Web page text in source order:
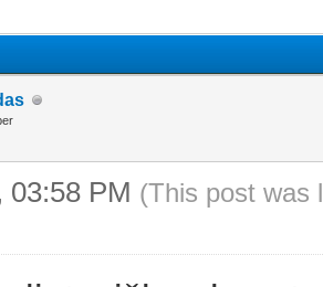
03:58 PM (This post was